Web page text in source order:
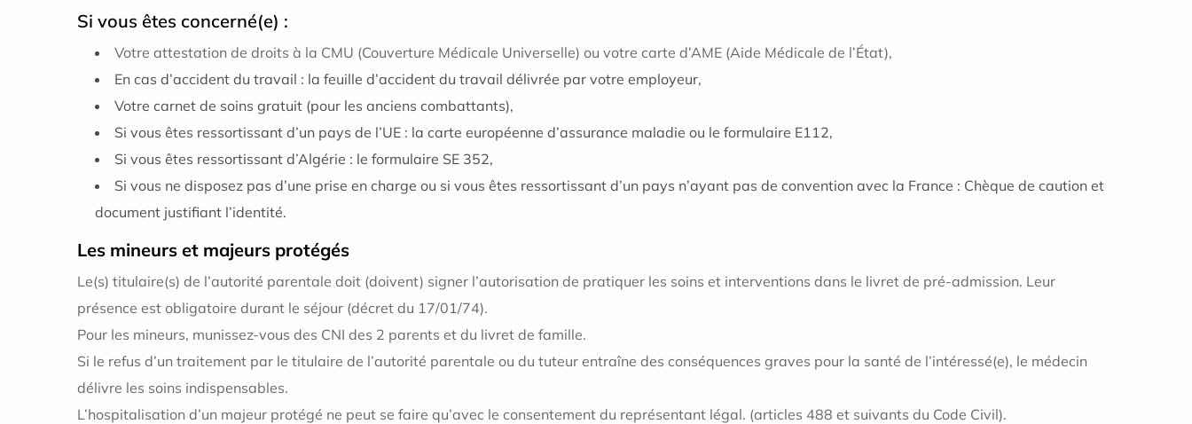
Si vous êtes concerné(e) :
Votre attestation de droits à la CMU (Couverture Médicale Universelle) ou votre carte d’AME (Aide Médicale de l’État),
En cas d’accident du travail : la feuille d’accident du travail délivrée par votre employeur,
Votre carnet de soins gratuit (pour les anciens combattants),
Si vous êtes ressortissant d’un pays de l’UE : la carte européenne d’assurance maladie ou le formulaire E112,
Si vous êtes ressortissant d’Algérie : le formulaire SE 352,
Si vous ne disposez pas d’une prise en charge ou si vous êtes ressortissant d’un pays n’ayant pas de convention avec la France : Chèque de caution et
document justifiant l’identité.
Les mineurs et majeurs protégés
Le(s) titulaire(s) de l’autorité parentale doit (doivent) signer l’autorisation de pratiquer les soins et interventions dans le livret de pré-admission. Leur
présence est obligatoire durant le séjour (décret du 17/01/74).
Pour les mineurs, munissez-vous des CNI des 2 parents et du livret de famille.
Si le refus d’un traitement par le titulaire de l’autorité parentale ou du tuteur entraîne des conséquences graves pour la santé de l’intéressé(e), le médecin
délivre les soins indispensables.
L’hospitalisation d’un majeur protégé ne peut se faire qu’avec le consentement du représentant légal. (articles 488 et suivants du Code Civil).